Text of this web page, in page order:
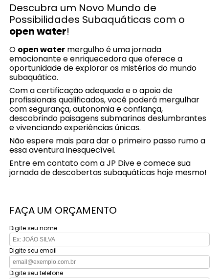
Descubra um Novo Mundo de
Possibilidades Subaquáticas com o
open water!
O open water mergulho é uma jornada
emocionante e enriquecedora que oferece a
oportunidade de explorar os mistérios do mundo
subaquático.
Com a certificação adequada e o apoio de
profissionais qualificados, você poderá mergulhar
com segurança, autonomia e confiança,
descobrindo paisagens submarinas deslumbrantes
e vivenciando experiências únicas.
Não espere mais para dar o primeiro passo rumo a
essa aventura inesquecível.
Entre em contato com a JP Dive e comece sua
jornada de descobertas subaquáticas hoje mesmo!
FAÇA UM ORÇAMENTO
Digite seu nome
Digite seu email
Digite seu telefone